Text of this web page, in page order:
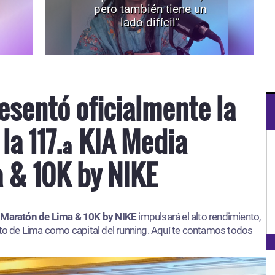
pero también tiene un
lado difícil”
oficialmente la
117.ª KIA Media
10K by NIKE
de Lima & 10K by NIKEimpulsará el alto rendimiento,
de Lima como capital del running. Aquí te contamos todos